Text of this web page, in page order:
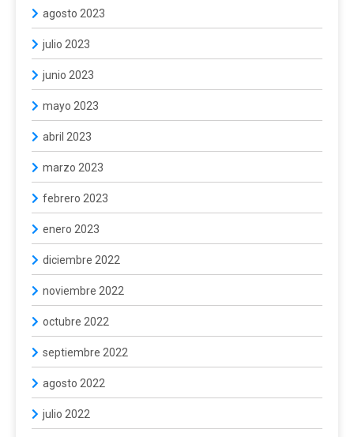
agosto 2023
julio 2023
junio 2023
mayo 2023
abril 2023
marzo 2023
febrero 2023
enero 2023
diciembre 2022
noviembre 2022
octubre 2022
septiembre 2022
agosto 2022
julio 2022